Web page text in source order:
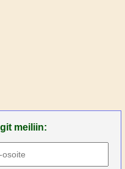
meiliin: